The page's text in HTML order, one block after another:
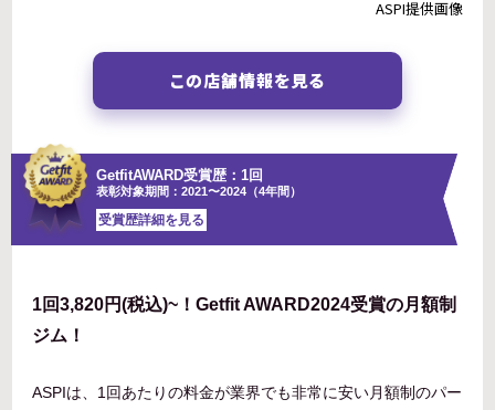
ASPI提供画像
この店舗情報を見る
GetfitAWARD受賞歴：1回
表彰対象期間：2021〜2024（4年間）
受賞歴詳細を見る
1回3,820円(税込)~！Getfit AWARD2024受賞の月額制
ジム！
ASPIは、1回あたりの料金が業界でも非常に安い月額制のパー